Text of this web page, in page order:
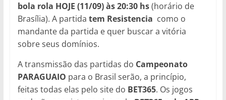
bola rola HOJE (11/09) às 20:30 hs(horário de
Brasília). A partida tem Resistencia como o
mandante da partida e quer buscar a vitória
sobre seus domínios.
A transmissão das partidas do Campeonato
PARAGUAIO para o Brasil serão, a princípio,
feitas todas elas pelo site do BET365. Os jogos